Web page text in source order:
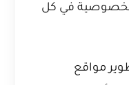
في كل
مواقع